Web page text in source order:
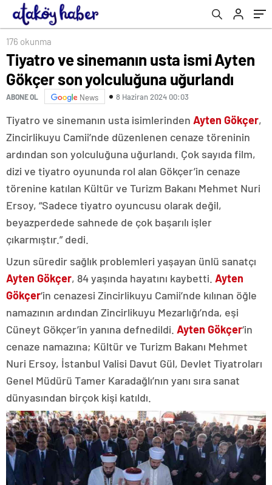
176 okunma
Tiyatro ve sinemanın usta ismi Ayten
Gökçer son yolculuğuna uğurlandı
ABONE OL News 8 Haziran 2024 00:03
Tiyatro ve sinemanın usta isimlerinden Ayten Gökçer,
Zincirlikuyu Camii’nde düzenlenen cenaze töreninin
ardından son yolculuğuna uğurlandı. Çok sayıda film,
dizi ve tiyatro oyununda rol alan Gökçer’in cenaze
törenine katılan Kültür ve Turizm Bakanı Mehmet Nuri
Ersoy, “Sadece tiyatro oyuncusu olarak değil,
beyazperdede sahnede de çok başarılı işler
çıkarmıştır.” dedi.
Uzun süredir sağlık problemleri yaşayan ünlü sanatçı
Ayten Gökçer, 84 yaşında hayatını kaybetti. Ayten
Gökçer‘in cenazesi Zincirlikuyu Camii’nde kılınan öğle
namazının ardından Zincirlikuyu Mezarlığı’nda, eşi
Cüneyt Gökçer’in yanına defnedildi. Ayten Gökçer‘in
cenaze namazına; Kültür ve Turizm Bakanı Mehmet
Nuri Ersoy, İstanbul Valisi Davut Gül, Devlet Tiyatroları
Genel Müdürü Tamer Karadağlı’nın yanı sıra sanat
dünyasından birçok kişi katıldı.